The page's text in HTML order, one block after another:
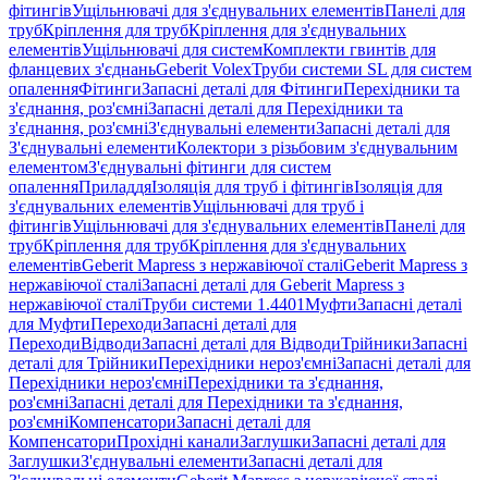
фітингівУщільнювачі для з'єднувальних елементівПанелі для
трубКріплення для трубКріплення для з'єднувальних
елементівУщільнювачі для системКомплекти гвинтів для
фланцевих з'єднаньGeberit VolexТруби системи SL для систем
опаленняФітингиЗапасні деталі для ФітингиПерехідники та
з'єднання, роз'ємніЗапасні деталі для Перехідники та
з'єднання, роз'ємніЗ'єднувальні елементиЗапасні деталі для
З'єднувальні елементиКолектори з різьбовим з'єднувальним
елементомЗ'єднувальні фітинги для систем
опаленняПриладдяІзоляція для труб і фітингівІзоляція для
з'єднувальних елементівУщільнювачі для труб і
фітингівУщільнювачі для з'єднувальних елементівПанелі для
трубКріплення для трубКріплення для з'єднувальних
елементівGeberit Mapress з нержавіючої сталіGeberit Mapress з
нержавіючої сталіЗапасні деталі для Geberit Mapress з
нержавіючої сталіТруби системи 1.4401МуфтиЗапасні деталі
для МуфтиПереходиЗапасні деталі для
ПереходиВідводиЗапасні деталі для ВідводиТрійникиЗапасні
деталі для ТрійникиПерехідники нероз'ємніЗапасні деталі для
Перехідники нероз'ємніПерехідники та з'єднання,
роз'ємніЗапасні деталі для Перехідники та з'єднання,
роз'ємніКомпенсаториЗапасні деталі для
КомпенсаториПрохідні каналиЗаглушкиЗапасні деталі для
ЗаглушкиЗ'єднувальні елементиЗапасні деталі для